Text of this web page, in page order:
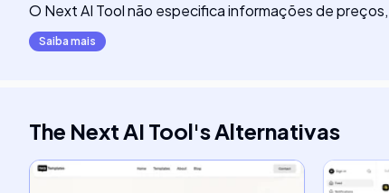
O Next AI Tool não especifica informações de
Saiba mais
The Next AI Tool'sAlternativas